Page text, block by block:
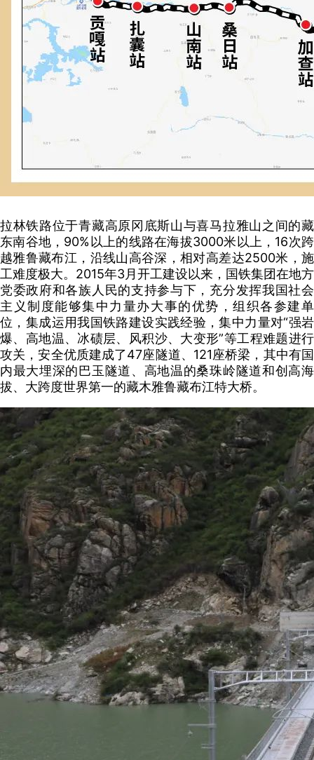
拉林铁路位于青藏高原冈底斯山与喜马拉雅山之间的藏
东南谷地，90%以上的线路在海拔3000米以上，16次跨
越雅鲁藏布江，沿线山高谷深，相对高差达2500米，施
工难度极大。2015年3月开工建设以来，国铁集团在地方
党委政府和各族人民的支持参与下，充分发挥我国社会
主义制度能够集中力量办大事的优势，组织各参建单
位，集成运用我国铁路建设实践经验，集中力量对“强岩
爆、高地温、冰碛层、风积沙、大变形”等工程难题进行
攻关，安全优质建成了47座隧道、121座桥梁，其中有国
内最大埋深的巴玉隧道、高地温的桑珠岭隧道和创高海
拔、大跨度世界第一的藏木雅鲁藏布江特大桥。